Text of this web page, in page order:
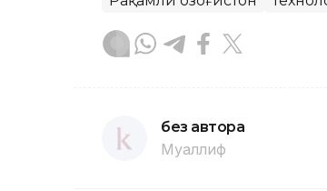
без автора
Муаллиф